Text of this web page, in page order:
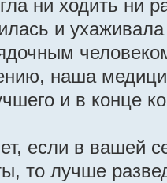
ни ходить ни
и
наша
и в конце
если в вашей
то лучше